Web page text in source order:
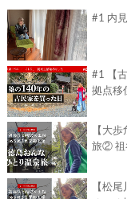
#1 内
#1 【
拠点移
【大
旅② 祖
【松